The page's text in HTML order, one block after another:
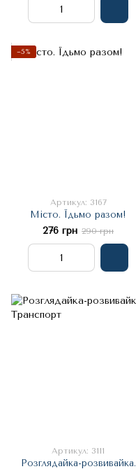
−5%
Артикул: 3167
Місто. Їдьмо разом!
276 грн 290 грн
Артикул: 3111
Розглядайка-розвивайка.